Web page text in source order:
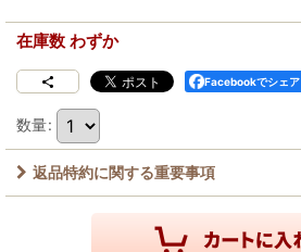
在庫数 わずか
Facebookでシェア
数量:
返品特約に関する重要事項